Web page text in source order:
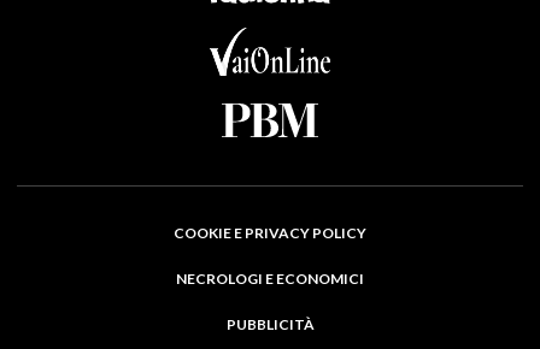
COOKIE E PRIVACY POLICY
NECROLOGI E ECONOMICI
PUBBLICITÀ